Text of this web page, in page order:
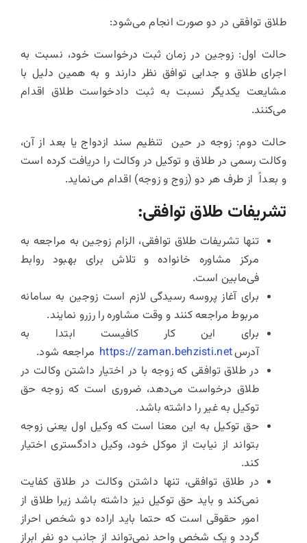
طلاق توافقی در دو صورت انجام می‌شود:
حالت اول: زوجین در زمان ثبت درخواست خود، نسبت به
اجرای طلاق و جدایی توافق نظر دارند و به همین دلیل با
مشایعت یکدیگر نسبت به ثبت دادخواست طلاق اقدام
می‌کنند.
حالت دوم: زوجه در حین تنظیم سند ازدواج یا بعد از آن،
وکالت رسمی در طلاق و توکیل در وکالت را دریافت کرده است
و بعداً از طرف هر دو (زوج و زوجه) اقدام می‌نماید.
تشریفات طلاق توافقی:
تنها تشریفات طلاق توافقی، الزام زوجین به مراجعه به
مرکز مشاوره خانواده و تلاش برای بهبود روابط
فی‌مابین است.
برای آغاز پروسه رسیدگی لازم است زوجین به سامانه
مربوط مراجعه کنند و وقت مشاوره را رزرو نمایند.
برای این کار کافیست ابتدا به
آدرسhttps://zaman.behzisti.net مراجعه شود.
در طلاق توافقی که زوجه با در اختیار داشتن وکالت در
طلاق درخواست می‌دهد، ضروری است که زوجه حق
توکیل به غیر را داشته باشد.
حق توکیل به این معنا است که وکیل اول یعنی زوجه
بتواند از نیابت از موکل خود، وکیل دادگستری اختیار
کند.
در طلاق توافقی، تنها داشتن وکالت در طلاق کفایت
نمی‌کند و باید حق توکیل نیز داشته باشد زیرا طلاق از
امور حقوقی است که حتما باید اراده دو شخص احراز
گردد و یک شخص واحد نمی‌تواند از جانب دو نفر ابراز